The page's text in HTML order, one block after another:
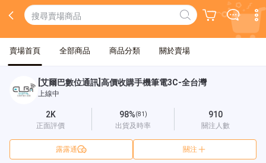
賣場首頁 全部商品 商品分類 關於賣場
[艾爾巴數位通訊]高價收購手機筆電3C-全台灣
上線中
2K
正面評價
98%(81)
出貨及時率
910
關注人數
露露通 關注